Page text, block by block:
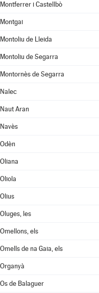
Montferrer i Castellbò
Montgai
Montoliu de Lleida
Montoliu de Segarra
Montornès de Segarra
Nalec
Naut Aran
Navès
Odèn
Oliana
Oliola
Olius
Oluges, les
Omellons, els
Omells de na Gaia, els
Organyà
Os de Balaguer